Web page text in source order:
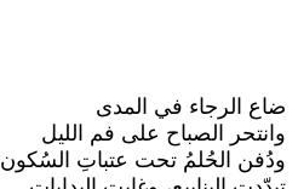
ضاع الرجاء في المدى
وانتحر الصباح على فم الليل
ودُفن الحُلمُ تحت عتباتِ السُكون